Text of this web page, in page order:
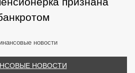
новости
НОВОСТИ